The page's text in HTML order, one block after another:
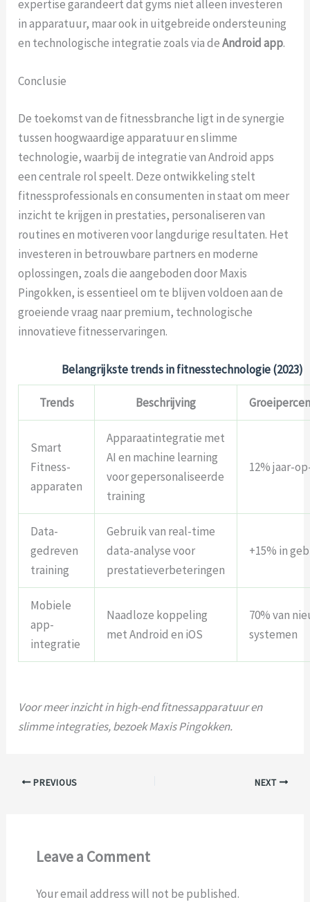
expertise garandeert dat gyms niet alleen investeren
in apparatuur, maar ook in uitgebreide ondersteuning
en technologische integratie zoals via deAndroid app.
Conclusie
De toekomst van de fitnessbranche ligt in de synergie
tussen hoogwaardige apparatuur en slimme
technologie, waarbij de integratie van Android apps
een centrale rol speelt. Deze ontwikkeling stelt
fitnessprofessionals en consumenten in staat om meer
inzicht te krijgen in prestaties, personaliseren van
routines en motiveren voor langdurige resultaten. Het
investeren in betrouwbare partners en moderne
oplossingen, zoals die aangeboden door Maxis
Pingokken, is essentieel om te blijven voldoen aan de
groeiende vraag naar premium, technologische
innovatieve fitnesservaringen.
Belangrijkste trends in fitnesstechnologie (2023)
Trends Beschrijving
Smart
Fitness-
apparaten
Apparaatintegratie met
AI en machine learning
voor gepersonaliseerde
training
12% jaar-
Data-
gedreven
training
Gebruik van real-time
data-analyse voor
prestatieverbeteringen
+15% in
Mobiele
app-
integratie
Naadloze koppeling
met Android en iOS
70% van
systemen
Voor meer inzicht in high-end fitnessapparatuur en
slimme integraties, bezoek Maxis Pingokken.
PREVIOUS NEXT
Leave a Comment
Your email address will not be published.